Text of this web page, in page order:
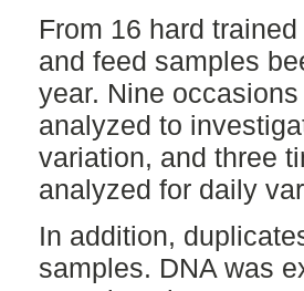
From 16 hard
and feed samples
year. Nine
analyzed to
variation, and three
analyzed for daily
In addition,
samples. DNA was